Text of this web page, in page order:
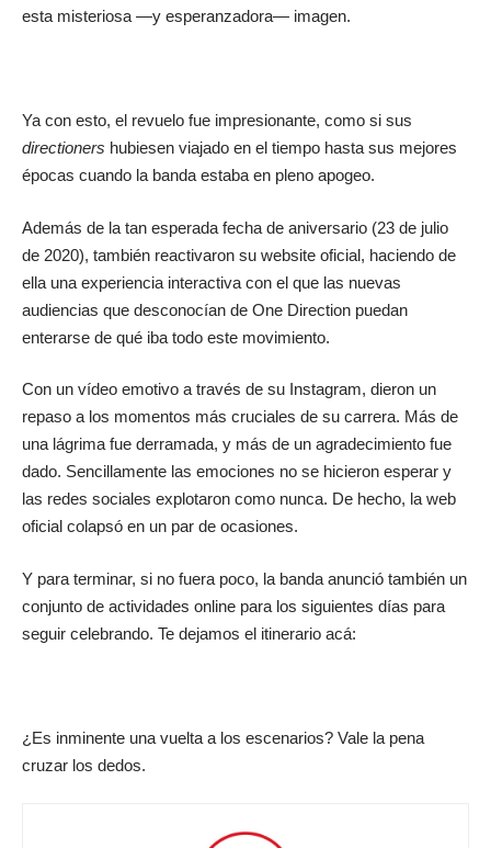
esta misteriosa —y esperanzadora— imagen.
Ya con esto, el revuelo fue impresionante, como si sus
directioners hubiesen viajado en el tiempo hasta sus mejores
épocas cuando la banda estaba en pleno apogeo.
Además de la tan esperada fecha de aniversario (23 de julio
de 2020), también reactivaron su website oficial, haciendo de
ella una experiencia interactiva con el que las nuevas
audiencias que desconocían de One Direction puedan
enterarse de qué iba todo este movimiento.
Con un vídeo emotivo a través de su Instagram, dieron un
repaso a los momentos más cruciales de su carrera. Más de
una lágrima fue derramada, y más de un agradecimiento fue
dado. Sencillamente las emociones no se hicieron esperar y
las redes sociales explotaron como nunca. De hecho, la web
oficial colapsó en un par de ocasiones.
Y para terminar, si no fuera poco, la banda anunció también un
conjunto de actividades online para los siguientes días para
seguir celebrando. Te dejamos el itinerario acá:
¿Es inminente una vuelta a los escenarios? Vale la pena
cruzar los dedos.